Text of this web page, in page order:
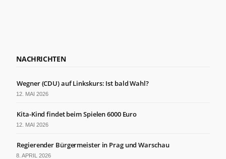
NACHRICHTEN
Wegner (CDU) auf Linkskurs: Ist bald Wahl?
12. MAI 2026
Kita-Kind findet beim Spielen 6000 Euro
12. MAI 2026
Regierender Bürgermeister in Prag und Warschau
8. APRIL 2026